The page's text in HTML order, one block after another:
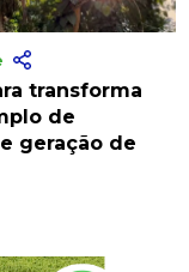
transforma
de
geração de